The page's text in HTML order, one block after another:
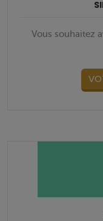
Vous souhaitez